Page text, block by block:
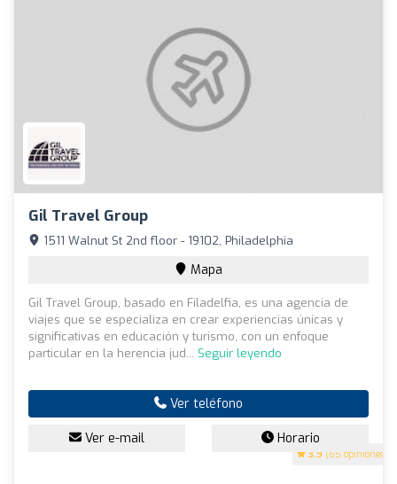
Gil Travel Group
3.9 (65 opiniones)
1511 Walnut St 2nd floor - 19102, Philadelphia
Mapa
Gil Travel Group, basado en Filadelfia, es una agencia de
viajes que se especializa en crear experiencias únicas y
significativas en educación y turismo, con un enfoque
particular en la herencia jud... Seguir leyendo
Ver teléfono
Ver e-mail Horario